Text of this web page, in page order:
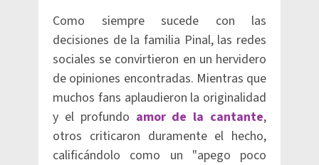
Como siempre sucede con las
decisiones de la familia Pinal, las redes
sociales se convirtieron en un hervidero
de opiniones encontradas. Mientras que
muchos fans aplaudieron la originalidad
y el profundo amor de la cantante,
otros criticaron duramente el hecho,
calificándolo como un "apego poco